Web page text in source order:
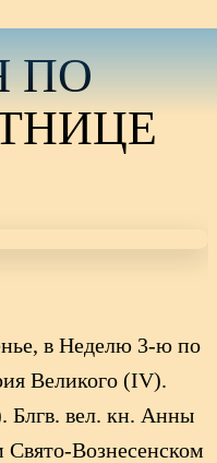
ПО
в Неделю 3-ю по
Великого (IV).
Блгв. вел. кн. Анны
Вознесенском